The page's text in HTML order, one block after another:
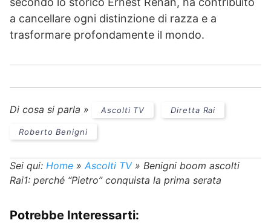
a cancellare ogni distinzione di razza e a
trasformare profondamente il mondo.
Di cosa si parla » Ascolti TV Diretta Rai
Roberto Benigni
Sei qui: Home » Ascolti TV» Benigni boom ascolti
Rai1: perché “Pietro” conquista la prima serata
Potrebbe Interessarti: